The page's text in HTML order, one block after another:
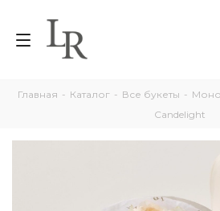
Главная - Каталог - Все букеты -
Candelight